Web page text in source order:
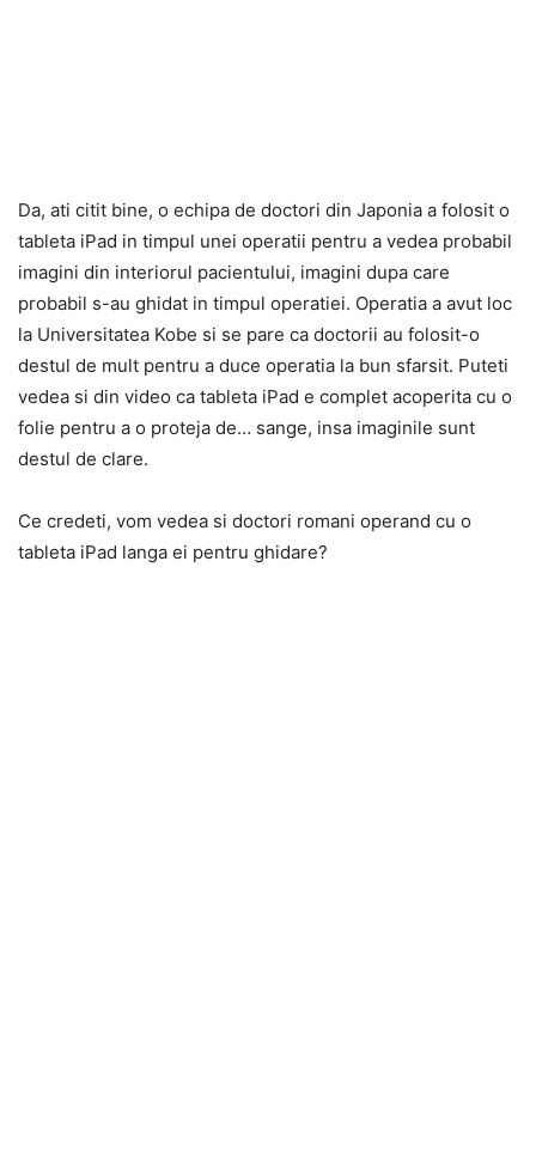
Da, ati citit bine, o echipa de doctori din Japonia a folosit o
tableta iPad in timpul unei operatii pentru a vedea probabil
imagini din interiorul pacientului, imagini dupa care
probabil s-au ghidat in timpul operatiei. Operatia a avut loc
la Universitatea Kobe si se pare ca doctorii au folosit-o
destul de mult pentru a duce operatia la bun sfarsit. Puteti
vedea si din video ca tableta iPad e complet acoperita cu o
folie pentru a o proteja de… sange, insa imaginile sunt
destul de clare.
Ce credeti, vom vedea si doctori romani operand cu o
tableta iPad langa ei pentru ghidare?